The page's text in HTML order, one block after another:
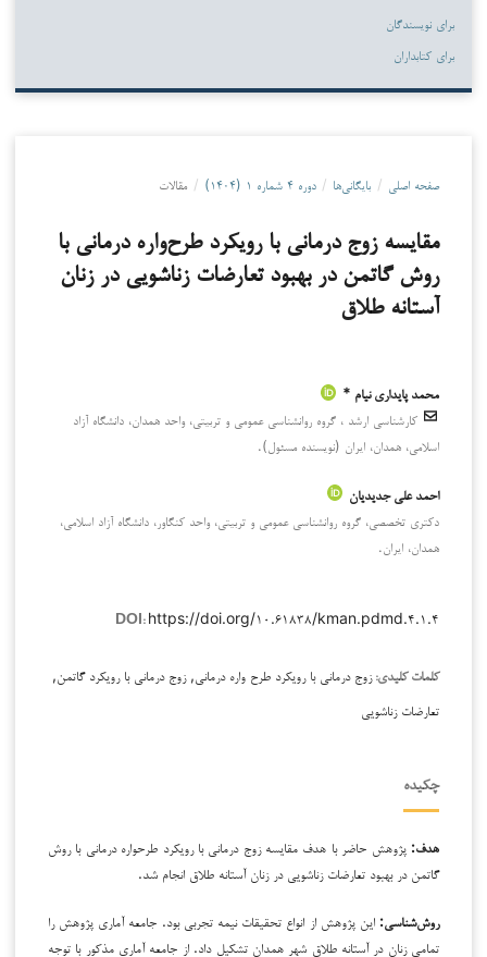
برای نویسندگان
برای کتابداران
صفحه اصلی / بایگانی‌ها / دوره ۴ شماره ۱ (۱۴۰۴) / مقالات
مقایسه زوج درمانی با رویکرد طرح‌واره درمانی با
روش گاتمن در بهبود تعارضات زناشویی در زنان
آستانه طلاق
محمد پایداری نیام *
کارشناسی ارشد ، گروه روانشناسی عمومی و تربیتی، واحد همدان، دانشگاه آزاد
اسلامی، همدان، ایران (نویسنده مسئول).
احمد علی جدیدیان
دکتری تخصصی، گروه روانشناسی عمومی و تربیتی، واحد کنگاور، دانشگاه آزاد اسلامی،
همدان، ایران.
DOI: https://doi.org/۱۰.۶۱۸۳۸/kman.pdmd.۴.۱.۴
کلمات کلیدی:زوج درمانی با رویکرد طرح واره درمانی, زوج درمانی با رویکرد گاتمن,
تعارضات زناشویی
چکیده
هدف: پژوهش حاضر با هدف مقایسه زوج درمانی با رویکرد طرح­واره درمانی با روش
گاتمن در بهبود تعارضات زناشویی در زنان آستانه طلاق انجام شد.
روش‌شناسی: این پژوهش از انواع تحقیقات نیمه تجربی بود. جامعه آماری پژوهش را
تمامی زنان در آستانه طلاق شهر همدان تشکیل داد. از جامعه آماری مذکور با توجه